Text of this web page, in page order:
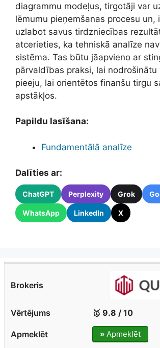
diagrammu modeļus, tirgotāji var
lēmumu pieņemšanas procesu un,
uzlabot savus tirdzniecības
atcerieties, ka tehniskā analīze
sistēma. Tas būtu jāapvieno ar
pārvaldības praksi, lai nodrošinātu
pieeju, lai orientētos finanšu tirgu
apstākļos.
Papildu lasīšana:
Fundamentālā analīze
Dalīties ar:
ChatGPT Perplexity Grok
WhatsApp LinkedIn X
🥇 9.8 / 10
»Apmeklēt